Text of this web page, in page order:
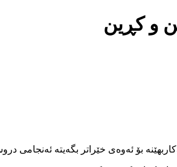
و کڕین
بۆ ئەوەی خێراتر بگەیتە ئەنجامی